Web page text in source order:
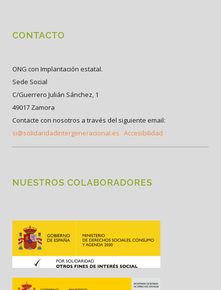
CONTACTO
ONG con Implantación estatal.
Sede Social
C/Guerrero Julián Sánchez, 1
49017 Zamora
Contacte con nosotros a través del siguiente email:
si@solidaridadintergeneracional.es Accesibilidad
NUESTROS COLABORADORES